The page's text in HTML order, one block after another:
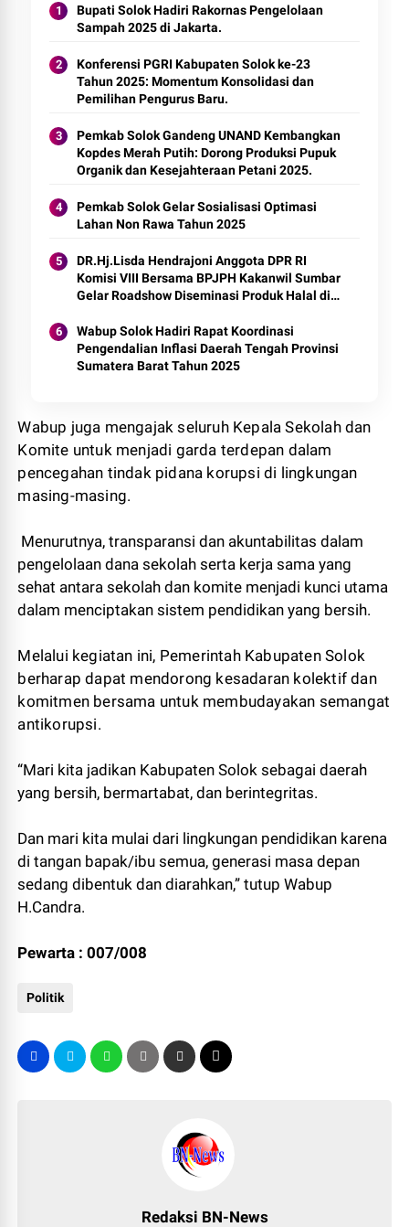
Bupati Solok Hadiri Rakornas Pengelolaan
Sampah 2025 di Jakarta.
Konferensi PGRI Kabupaten Solok ke-23
Tahun 2025: Momentum Konsolidasi dan
Pemilihan Pengurus Baru.
Pemkab Solok Gandeng UNAND Kembangkan
Kopdes Merah Putih: Dorong Produksi Pupuk
Organik dan Kesejahteraan Petani 2025.
Pemkab Solok Gelar Sosialisasi Optimasi
Lahan Non Rawa Tahun 2025
DR.Hj.Lisda Hendrajoni Anggota DPR RI
Komisi VIII Bersama BPJPH Kakanwil Sumbar
Gelar Roadshow Diseminasi Produk Halal di
Wabup Solok Hadiri Rapat Koordinasi
Pengendalian Inflasi Daerah Tengah Provinsi
Sumatera Barat Tahun 2025
Wabup juga mengajak seluruh Kepala Sekolah dan
Komite untuk menjadi garda terdepan dalam
pencegahan tindak pidana korupsi di lingkungan
masing-masing.
Menurutnya, transparansi dan akuntabilitas dalam
pengelolaan dana sekolah serta kerja sama yang
sehat antara sekolah dan komite menjadi kunci utama
dalam menciptakan sistem pendidikan yang bersih.
Melalui kegiatan ini, Pemerintah Kabupaten Solok
berharap dapat mendorong kesadaran kolektif dan
komitmen bersama untuk membudayakan semangat
antikorupsi.
“Mari kita jadikan Kabupaten Solok sebagai daerah
yang bersih, bermartabat, dan berintegritas.
Dan mari kita mulai dari lingkungan pendidikan karena
di tangan bapak/ibu semua, generasi masa depan
sedang dibentuk dan diarahkan,” tutup Wabup
H.Candra.
Pewarta : 007/008
Politik
Redaksi BN-News